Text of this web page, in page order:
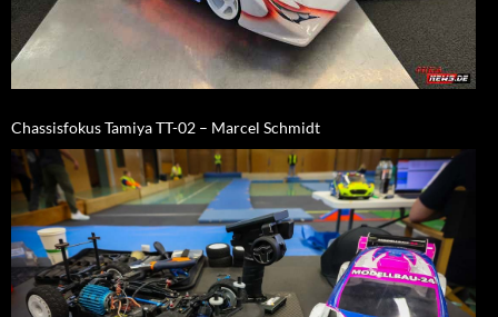
Chassisfokus Tamiya TT-02 – Marcel Schmidt